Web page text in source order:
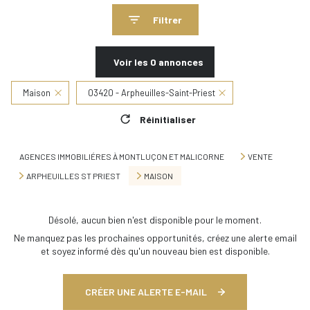
Filtrer
Voir les 0 annonces
Maison 03420 - Arpheuilles-Saint-Priest
Réinitialiser
AGENCES IMMOBILIÉRES À MONTLUÇON ET MALICORNE
VENTE
ARPHEUILLES ST PRIEST
MAISON
Désolé, aucun bien n'est disponible pour le moment.
Ne manquez pas les prochaines opportunités, créez une alerte email
et soyez informé dès qu'un nouveau bien est disponible.
CRÉER UNE ALERTE E-MAIL